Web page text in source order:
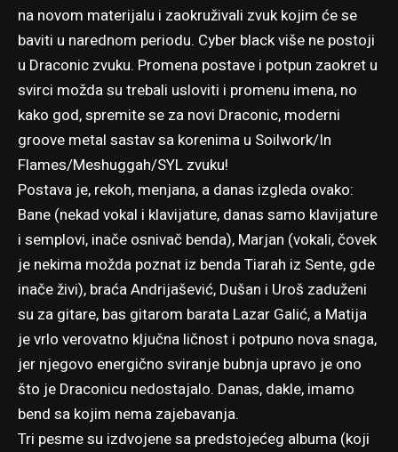
na novom materijalu i zaokruživali zvuk kojim će se
baviti u narednom periodu. Cyber black više ne postoji
u Draconic zvuku. Promena postave i potpun zaokret u
svirci možda su trebali usloviti i promenu imena, no
kako god, spremite se za novi Draconic, moderni
groove metal sastav sa korenima u Soilwork/In
Flames/Meshuggah/SYL zvuku!
Postava je, rekoh, menjana, a danas izgleda ovako:
Bane (nekad vokal i klavijature, danas samo klavijature
i semplovi, inače osnivač benda), Marjan (vokali, čovek
je nekima možda poznat iz benda Tiarah iz Sente, gde
inače živi), braća Andrijašević, Dušan i Uroš zaduženi
su za gitare, bas gitarom barata Lazar Galić, a Matija
je vrlo verovatno ključna ličnost i potpuno nova snaga,
jer njegovo energično sviranje bubnja upravo je ono
što je Draconicu nedostajalo. Danas, dakle, imamo
bend sa kojim nema zajebavanja.
Tri pesme su izdvojene sa predstojećeg albuma (koji